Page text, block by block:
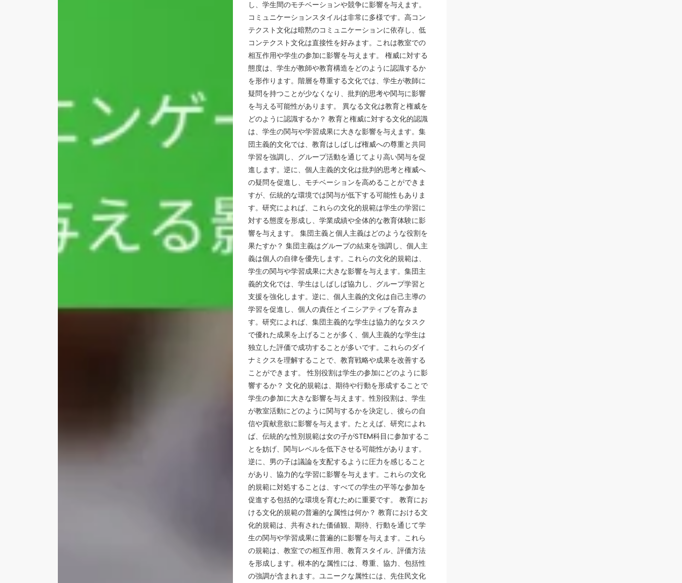
し、学生間のモチベーションや競争に影響を与えます。
コミュニケーションスタイルは非常に多様です。高コン
テクスト文化は暗黙のコミュニケーションに依存し、低
コンテクスト文化は直接性を好みます。これは教室での
相互作用や学生の参加に影響を与えます。 権威に対する
態度は、学生が教師や教育構造をどのように認識するか
を形作ります。階層を尊重する文化では、学生が教師に
疑問を持つことが少なくなり、批判的思考や関与に影響
を与える可能性があります。 異なる文化は教育と権威を
どのように認識するか？ 教育と権威に対する文化的認識
は、学生の関与や学習成果に大きな影響を与えます。集
団主義的文化では、教育はしばしば権威への尊重と共同
学習を強調し、グループ活動を通じてより高い関与を促
進します。逆に、個人主義的文化は批判的思考と権威へ
の疑問を促進し、モチベーションを高めることができま
すが、伝統的な環境では関与が低下する可能性もありま
す。研究によれば、これらの文化的規範は学生の学習に
対する態度を形成し、学業成績や全体的な教育体験に影
響を与えます。 集団主義と個人主義はどのような役割を
果たすか？ 集団主義はグループの結束を強調し、個人主
義は個人の自律を優先します。これらの文化的規範は、
学生の関与や学習成果に大きな影響を与えます。集団主
義的文化では、学生はしばしば協力し、グループ学習と
支援を強化します。逆に、個人主義的文化は自己主導の
学習を促進し、個人の責任とイニシアティブを育みま
す。研究によれば、集団主義的な学生は協力的なタスク
で優れた成果を上げることが多く、個人主義的な学生は
独立した評価で成功することが多いです。これらのダイ
ナミクスを理解することで、教育戦略や成果を改善する
ことができます。 性別役割は学生の参加にどのように影
響するか？ 文化的規範は、期待や行動を形成することで
学生の参加に大きな影響を与えます。性別役割は、学生
が教室活動にどのように関与するかを決定し、彼らの自
信や貢献意欲に影響を与えます。たとえば、研究によれ
ば、伝統的な性別規範は女の子がSTEM科目に参加するこ
とを妨げ、関与レベルを低下させる可能性があります。
逆に、男の子は議論を支配するように圧力を感じること
があり、協力的な学習に影響を与えます。これらの文化
的規範に対処することは、すべての学生の平等な参加を
促進する包括的な環境を育むために重要です。 教育にお
ける文化的規範の普遍的な属性は何か？ 教育における文
化的規範は、共有された価値観、期待、行動を通じて学
生の関与や学習成果に普遍的に影響を与えます。これら
の規範は、教室での相互作用、教育スタイル、評価方法
を形成します。根本的な属性には、尊重、協力、包括性
の強調が含まれます。ユニークな属性には、先住民文化